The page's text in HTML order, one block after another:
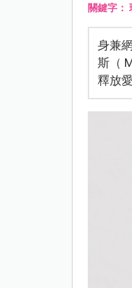
關鍵字：
身兼
斯（
釋放